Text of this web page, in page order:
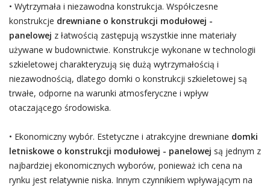
• Wytrzymała i niezawodna konstrukcja. Współczesne
konstrukcje drewniane o konstrukcji modułowej -
panelowej z łatwością zastępują wszystkie inne materiały
używane w budownictwie. Konstrukcje wykonane w technologii
szkieletowej charakteryzują się dużą wytrzymałością i
niezawodnością, dlatego domki o konstrukcji szkieletowej są
trwałe, odporne na warunki atmosferyczne i wpływ
otaczającego środowiska.
• Ekonomiczny wybór. Estetyczne i atrakcyjne drewniane domki
letniskowe o konstrukcji modułowej - panelowej są jednym z
najbardziej ekonomicznych wyborów, ponieważ ich cena na
rynku jest relatywnie niska. Innym czynnikiem wpływającym na